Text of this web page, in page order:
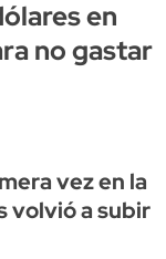
en
no gastar
vez en la
volvió a subir